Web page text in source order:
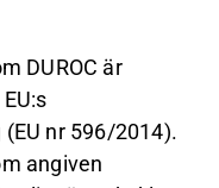
DUROC är
nr 596/2014).
angiven